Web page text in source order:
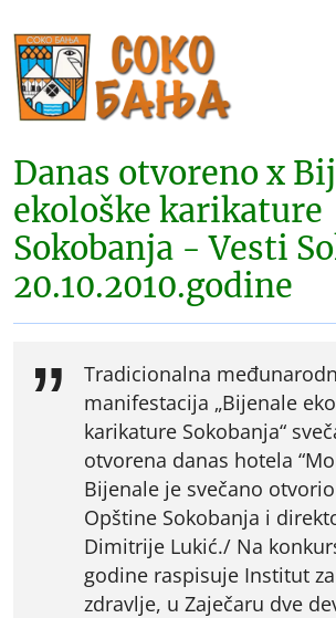
Danas otvoreno x
ekološke karikature
Sokobanja - Vesti
20.10.2010.godine
Tradicionalna
manifestacija „Bijenale
karikature Sokobanja“
otvorena danas hotela
Bijenale je svečano
Opštine Sokobanja i
Dimitrije Lukić./ Na
godine raspisuje Institut
zdravlje, u Zaječaru dve